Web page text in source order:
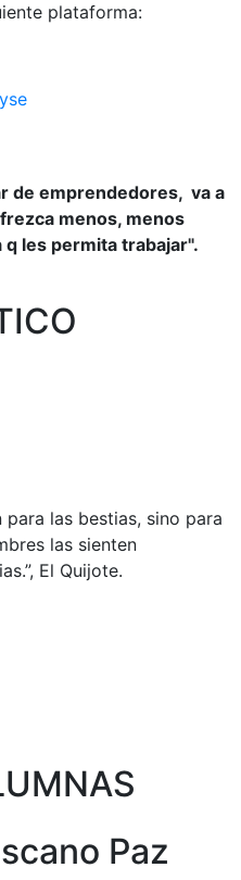
plataforma:
de emprendedores, va a
menos, menos
les permita trabajar".
las bestias, sino para
las sienten
El Quijote.
Paz